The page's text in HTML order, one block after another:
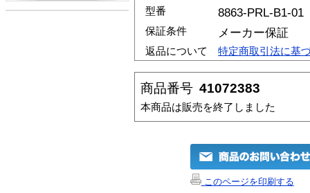
型番 8863-PRL-B1-01
保証条件 メーカー保証
返品について 特定商取引法に基
商品番号 41072383
本商品は販売を終了しました
このページを印刷する